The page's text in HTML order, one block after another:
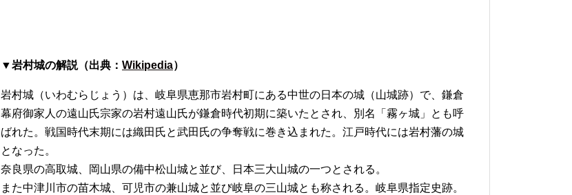
▼岩村城の解説（出典： Wikipedia）
岩村城（いわむらじょう）は、岐阜県恵那市岩村町にある中世の日本の城（山城跡）で、鎌倉
幕府御家人の遠山氏宗家の岩村遠山氏が鎌倉時代初期に築いたとされ、別名「霧ヶ城」とも呼
ばれた。戦国時代末期には織田氏と武田氏の争奪戦に巻き込まれた。江戸時代には岩村藩の城
となった。
奈良県の高取城、岡山県の備中松山城と並び、日本三大山城の一つとされる。
また中津川市の苗木城、可児市の兼山城と並び岐阜の三山城とも称される。岐阜県指定史跡。